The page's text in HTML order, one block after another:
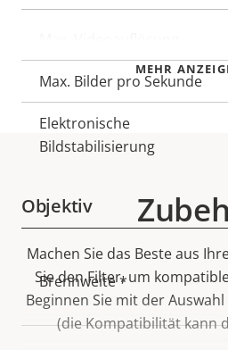
MEHR
Max. Bilder pro Sekunde
Elektronische
Bildstabilisierung
Objektiv
Eigentumsbeschreibung
Brennweite *
Machen Sie das Beste aus
Sie den Filter, um
Beginnen Sie mit der
(die Kompatibilität kann